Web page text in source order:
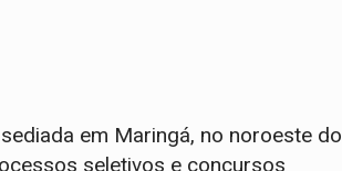
em Maringá, no noroeste do
seletivos e concursos